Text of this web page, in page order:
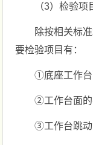
（3）检验项
除按相关标
要检验项目有：
①底座工作台
②工作台面的
③工作台跳动